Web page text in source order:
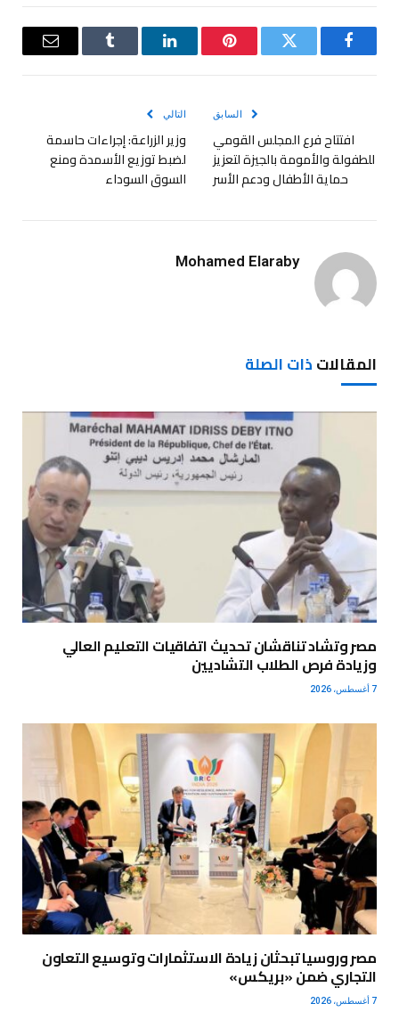
فيسبوك تويتر بينتيريستلينكدإن Tumblr
البريد
السابق
افتتاح فرع المجلس القومي
للطفولة والأمومة بالجيزة لتعزيز
حماية الأطفال ودعم الأسر
التالي
وزير الزراعة: إجراءات حاسمة
لضبط توزيع الأسمدة ومنع
السوق السوداء
Mohamed Elaraby
المقالاتذات الصلة
مصر وتشاد تناقشان تحديث اتفاقيات التعليم العالي
وزيادة فرص الطلاب التشاديين
7 أغسطس، 2026
مصر وروسيا تبحثان زيادة الاستثمارات وتوسيع التعاون
التجاري ضمن «بريكس»
7 أغسطس، 2026